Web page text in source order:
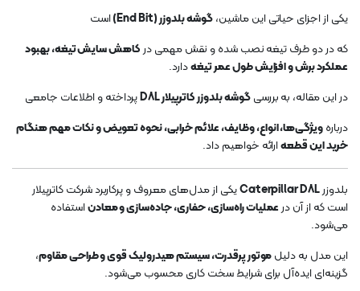
یکی از اجزای حیاتی این ماشین،گوشه بلدوزر (End Bit)
است
که در دو طرف تیغه نصب شده و نقش مهمی درکاهش سایش تیغه، بهبود
عملکرد برش و افزایش طول عمر تیغهدارد.
در این مقاله، به بررسیگوشه بلدوزر کاترپیلار D8L
پرداخته و اطلاعات جامعی
دربارهویژگی‌ها، انواع، وظایف، علائم خرابی، نحوه تعویض و نکات مهم هنگام
خرید این قطعهارائه خواهیم داد.
بلدوزرCaterpillar D8Lیکی از مدل‌های معروف و پرکاربرد شرکت کاترپیلار
است که از آن درعملیات راه‌سازی، حفاری، جاده‌سازی و معادناستفاده
می‌شود.
این مدل به دلیلموتور پرقدرت، سیستم هیدرولیک قوی و طراحی مقاوم،
گزینه‌ای ایده‌آل برای شرایط سخت کاری محسوب می‌شود.